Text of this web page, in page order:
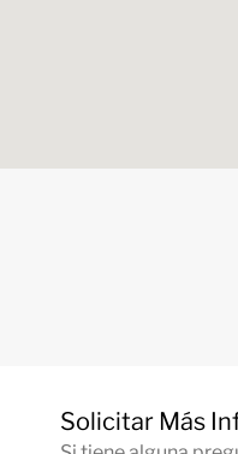
Solicitar Más